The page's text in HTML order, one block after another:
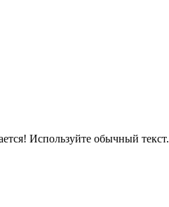
Используйте обычный текст.